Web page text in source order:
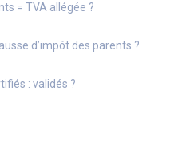
= TVA allégée ?
d’impôt des parents ?
: validés ?